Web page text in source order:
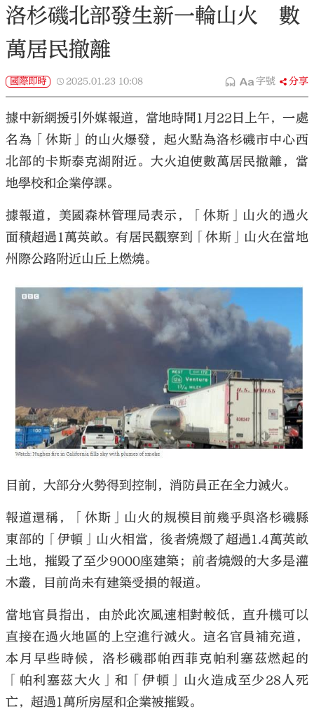
洛杉磯北部發生新一輪山火 數
萬居民撤離
國際即時 2025.01.23 10:08 字號 分享
據中新網援引外媒報道，當地時間1月22日上午，一處
名為「休斯」的山火爆發，起火點為洛杉磯市中心西
北部的卡斯泰克湖附近。大火迫使數萬居民撤離，當
地學校和企業停課。
據報道，美國森林管理局表示，「休斯」山火的過火
面積超過1萬英畝。有居民觀察到「休斯」山火在當地
州際公路附近山丘上燃燒。
目前，大部分火勢得到控制，消防員正在全力滅火。
報道還稱，「休斯」山火的規模目前幾乎與洛杉磯縣
東部的「伊頓」山火相當，後者燒燬了超過1.4萬英畝
土地，摧毀了至少9000座建築；前者燒燬的大多是灌
木叢，目前尚未有建築受損的報道。
當地官員指出，由於此次風速相對較低，直升機可以
直接在過火地區的上空進行滅火。這名官員補充道，
本月早些時候，洛杉磯郡帕西菲克帕利塞茲燃起的
「帕利塞茲大火」和「伊頓」山火造成至少28人死
亡，超過1萬所房屋和企業被摧毀。